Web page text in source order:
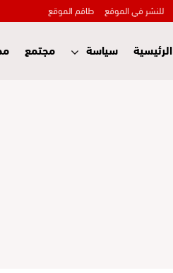
للنشر في الموقع طاقم الموقع
الرئيسية سياسة مجتمع